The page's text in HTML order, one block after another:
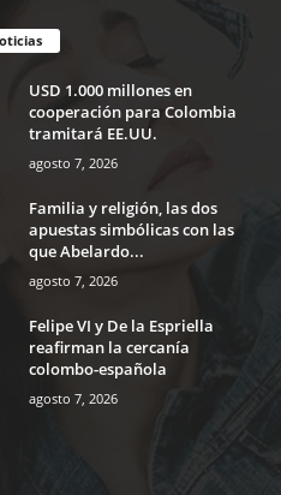
USD 1.000 millones en
cooperación para Colombia
tramitará EE.UU.
agosto 7, 2026
Familia y religión, las dos
apuestas simbólicas con las
que Abelardo...
agosto 7, 2026
Felipe VI y De la Espriella
reafirman la cercanía
colombo-española
agosto 7, 2026